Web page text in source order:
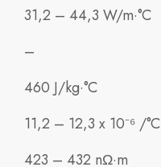
31,2 – 44,3 W/m·°C
–
460 J/kg·°C
11,2 – 12,3 x 10⁻⁶ /°C
423 – 432 nΩ·m